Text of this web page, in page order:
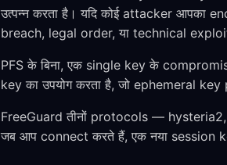
उत्पन्न करता है। यदि कोई attacker आपका
breach, legal order, या technical
PFS के बिना, एक single key के
key का उपयोग करता है, जो ephemeral
FreeGuard तीनों protocols —
जब आप connect करते हैं, एक नया session